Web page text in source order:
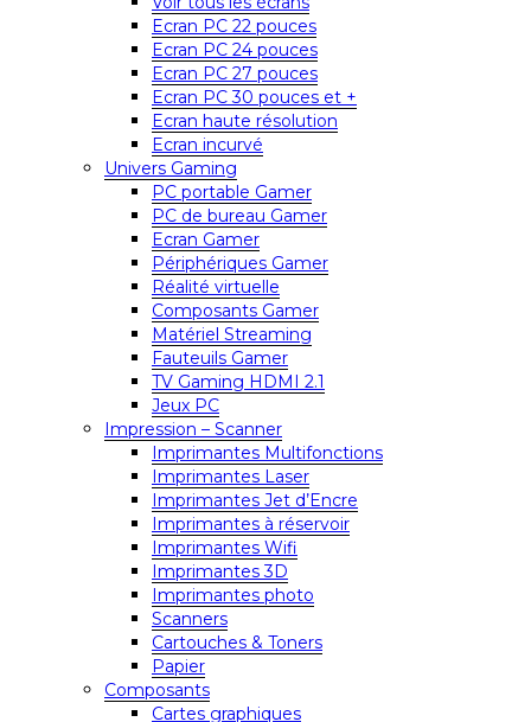
Ecran PC 22 pouces
Ecran PC 24 pouces
Ecran PC 27 pouces
Ecran PC 30 pouces et +
Ecran haute résolution
Ecran incurvé
Univers Gaming
PC portable Gamer
PC de bureau Gamer
Ecran Gamer
Périphériques Gamer
Réalité virtuelle
Composants Gamer
Matériel Streaming
Fauteuils Gamer
TV Gaming HDMI 2.1
Jeux PC
Impression – Scanner
Imprimantes Multifonctions
Imprimantes Laser
Imprimantes Jet d’Encre
Imprimantes à réservoir
Imprimantes Wifi
Imprimantes 3D
Imprimantes photo
Scanners
Cartouches & Toners
Papier
Composants
Cartes graphiques